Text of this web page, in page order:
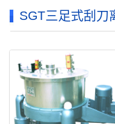
SGT三足式刮刀